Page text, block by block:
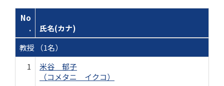
No
.
氏名(カナ)
教授 （1名）
1
米谷 郁子
（コメタニ イクコ）